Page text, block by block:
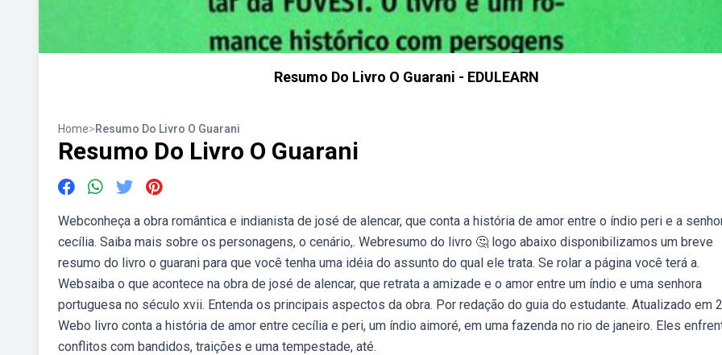
Resumo Do Livro O Guarani - EDULEARN
Home>Resumo Do Livro O Guarani
Resumo Do Livro O Guarani
Webconheça a obra romântica e indianista de josé de alencar, que conta a história de amor entre o índio peri e a
cecília. Saiba mais sobre os personagens, o cenário,. Webresumo do livro 🤔 logo abaixo disponibilizamos um breve
resumo do livro o guarani para que você tenha uma idéia do assunto do qual ele trata. Se rolar a página você terá a.
Websaiba o que acontece na obra de josé de alencar, que retrata a amizade e o amor entre um índio e uma senhora
portuguesa no século xvii. Entenda os principais aspectos da obra. Por redação do guia do estudante. Atualizado em
Webo livro conta a história de amor entre cecília e peri, um índio aimoré, em uma fazenda no rio de janeiro. Eles
conflitos com bandidos, traições e uma tempestade, até.